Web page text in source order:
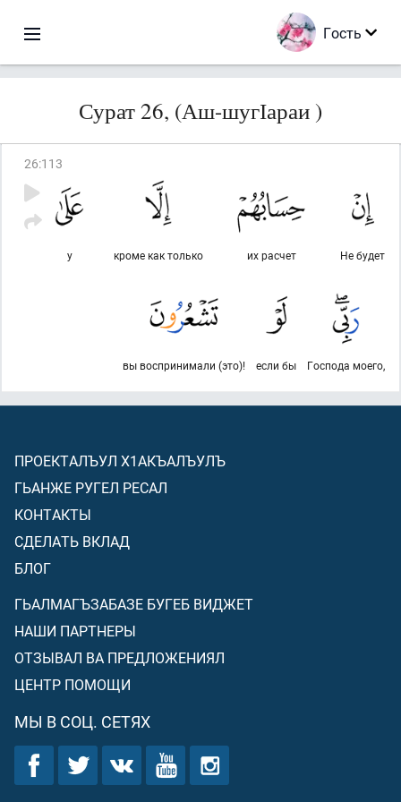
Гость
Сурат 26, (Аш-шугІараи )
26:113
Не будет
их расчет
кроме как только
у
Господа моего,
если бы
вы воспринимали (это)!
ПРОЕКТАЛЪУЛ Х1АКЪАЛЪУЛЪ
ГЬАНЖЕ РУГЕЛ РЕСАЛ
КОНТАКТЫ
СДЕЛАТЬ ВКЛАД
БЛОГ
ГЬАЛМАГЪЗАБАЗЕ БУГЕБ ВИДЖЕТ
НАШИ ПАРТНЕРЫ
ОТЗЫВАЛ ВА ПРЕДЛОЖЕНИЯЛ
ЦЕНТР ПОМОЩИ
МЫ В СОЦ. СЕТЯХ